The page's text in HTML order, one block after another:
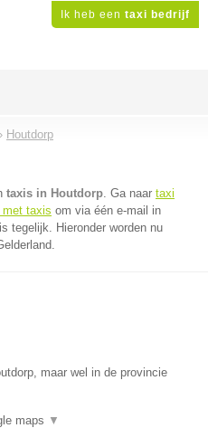
Ik heb een taxi bedrijf
Houtdorp
taxis in Houtdorp. Ga naar taxi
taxis om via één e-mail in
tegelijk. Hieronder worden nu
maar wel in de provincie
maps ▼